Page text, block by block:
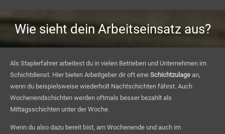
Wie sieht dein Arbeitseinsatz aus?
Als Staplerfahrer arbeitest du in vielen Betrieben und Unternehmen im
Schichtdienst. Hier bieten Arbeitgeber dir oft eine Schichtzulagean,
wenn du beispielsweise wiederholt Nachtschichten fährst. Auch
Wochenendschichten werden oftmals besser bezahlt als
Mittagsschichten unter der Woche.
Wenn du also dazu bereit bist, am Wochenende und auch im